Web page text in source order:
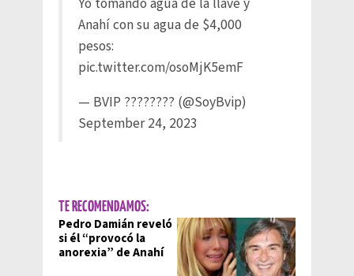
Anahí con su agua de $4,000
pesos:
pic.twitter.com/osoMjK5emF
— BVIP ???????? (@SoyBvip)
September 24, 2023
TE RECOMENDAMOS:
Pedro Damián reveló
si él “provocó la
anorexia” de Anahí